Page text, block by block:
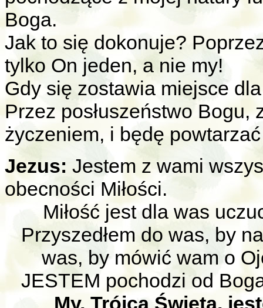
Boga.
Jak to się dokonuje?
tylko On jeden, a nie my!
Gdy się zostawia miejsce
Przez posłuszeństwo Bogu,
życzeniem, i będę powtarzać
Jezus: Jestem z wami
obecności Miłości.
Miłość jest dla was
Przyszedłem do was, by
was, by mówić wam o
JESTEM pochodzi od
My, Trójca Święta,